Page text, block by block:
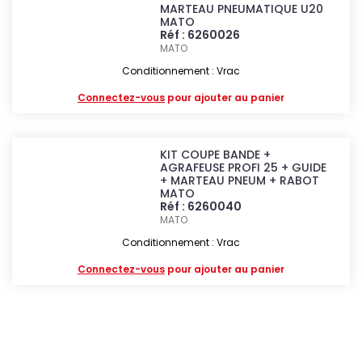
MARTEAU PNEUMATIQUE U20
MATO
Réf : 6260026
MATO
Conditionnement : Vrac
Connectez-vous pour ajouter au panier
KIT COUPE BANDE +
AGRAFEUSE PROFI 25 + GUIDE
+ MARTEAU PNEUM + RABOT
MATO
Réf : 6260040
MATO
Conditionnement : Vrac
Connectez-vous pour ajouter au panier